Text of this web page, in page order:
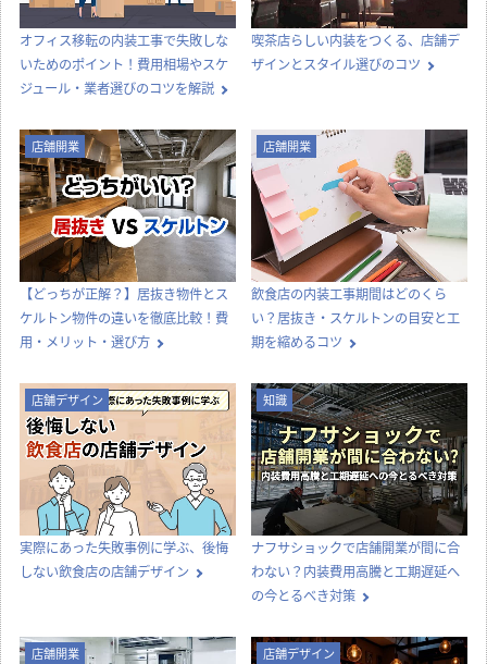
オフィス移転の内装工事で失敗しな
いためのポイント！費用相場やスケ
ジュール・業者選びのコツを解説
喫茶店らしい内装をつくる、店舗デ
ザインとスタイル選びのコツ
店舗開業
【どっちが正解？】居抜き物件とス
ケルトン物件の違いを徹底比較！費
用・メリット・選び方
店舗開業
飲食店の内装工事期間はどのくら
い？居抜き・スケルトンの目安と工
期を縮めるコツ
店舗デザイン
実際にあった失敗事例に学ぶ、後悔
しない飲食店の店舗デザイン
知識
ナフサショックで店舗開業が間に合
わない？内装費用高騰と工期遅延へ
の今とるべき対策
店舗開業 店舗デザイン